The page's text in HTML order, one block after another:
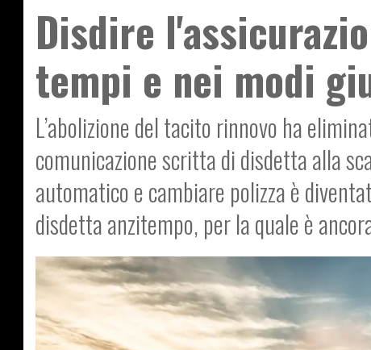
Disdire
tempi e nei modi
L’abolizione del tacito rinnovo ha
comunicazione scritta di disdetta alla
automatico e cambiare polizza è
disdetta anzitempo, per la quale è